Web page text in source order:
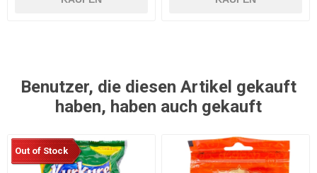
Benutzer, die diesen Artikel gekauft
haben, haben auch gekauft
Out of Stock